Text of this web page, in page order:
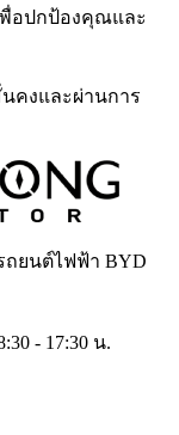
อปกป้องคุณและ
คงและผ่านการ
ยนต์ไฟฟ้า BYD
- 17:30 น.